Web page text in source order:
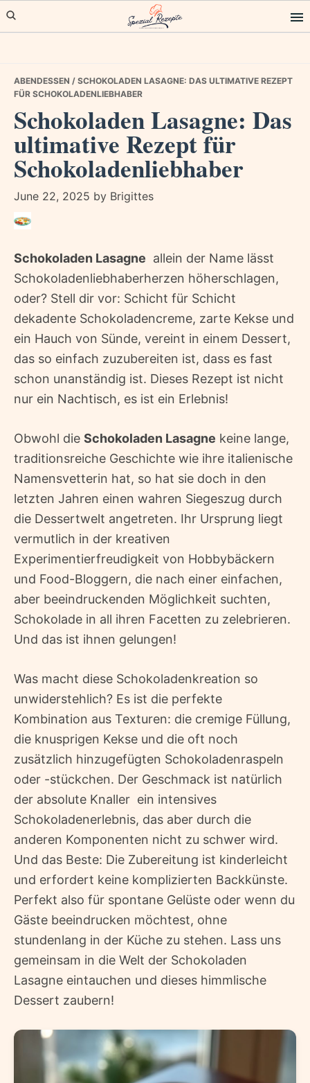
Skip
to
Skip
to
Skip
to
ABENDESSEN / SCHOKOLADEN LASAGNE: DAS ULTIMATIVE REZEPT
FÜR SCHOKOLADENLIEBHABER
Schokoladen Lasagne: Das
ultimative Rezept für
Schokoladenliebhaber
June 22, 2025 by Brigittes
Schokoladen Lasagne  allein der Name lässt
Schokoladenliebhaberherzen höherschlagen,
oder? Stell dir vor: Schicht für Schicht
dekadente Schokoladencreme, zarte Kekse und
ein Hauch von Sünde, vereint in einem Dessert,
das so einfach zuzubereiten ist, dass es fast
schon unanständig ist. Dieses Rezept ist nicht
nur ein Nachtisch, es ist ein Erlebnis!
Obwohl die Schokoladen Lasagne keine lange,
traditionsreiche Geschichte wie ihre italienische
Namensvetterin hat, so hat sie doch in den
letzten Jahren einen wahren Siegeszug durch
die Dessertwelt angetreten. Ihr Ursprung liegt
vermutlich in der kreativen
Experimentierfreudigkeit von Hobbybäckern
und Food-Bloggern, die nach einer einfachen,
aber beeindruckenden Möglichkeit suchten,
Schokolade in all ihren Facetten zu zelebrieren.
Und das ist ihnen gelungen!
Was macht diese Schokoladenkreation so
unwiderstehlich? Es ist die perfekte
Kombination aus Texturen: die cremige Füllung,
die knusprigen Kekse und die oft noch
zusätzlich hinzugefügten Schokoladenraspeln
oder -stückchen. Der Geschmack ist natürlich
der absolute Knaller  ein intensives
Schokoladenerlebnis, das aber durch die
anderen Komponenten nicht zu schwer wird.
Und das Beste: Die Zubereitung ist kinderleicht
und erfordert keine komplizierten Backkünste.
Perfekt also für spontane Gelüste oder wenn du
Gäste beeindrucken möchtest, ohne
stundenlang in der Küche zu stehen. Lass uns
gemeinsam in die Welt der Schokoladen
Lasagne eintauchen und dieses himmlische
Dessert zaubern!